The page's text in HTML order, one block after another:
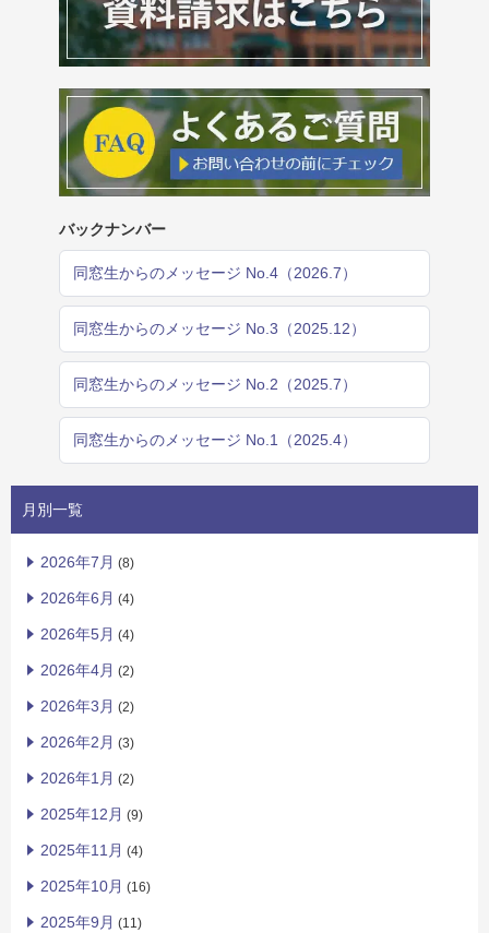
バックナンバー
同窓生からのメッセージ No.4（2026.7）
同窓生からのメッセージ No.3（2025.12）
同窓生からのメッセージ No.2（2025.7）
同窓生からのメッセージ No.1（2025.4）
月別一覧
2026年7月 (8)
2026年6月 (4)
2026年5月 (4)
2026年4月 (2)
2026年3月 (2)
2026年2月 (3)
2026年1月 (2)
2025年12月 (9)
2025年11月 (4)
2025年10月 (16)
2025年9月 (11)